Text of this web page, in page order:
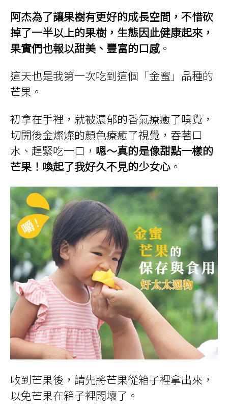
阿杰為了讓果樹有更好的成長空間，不惜砍
掉了一半以上的果樹，生態因此健康起來，
果實們也報以甜美、豐富的口感 。
這天也是我第一次吃到這個「金蜜」品種的
芒果。
初拿在手裡，就被濃郁的香氣療癒了嗅覺，
切開後金燦燦的顏色療癒了視覺，吞著口
水、趕緊吃一口， 嗯～真的是像甜點一樣的
芒果！喚起了我好久不見的少女心 。
收到芒果後，請先將芒果從箱子裡拿出來，
以免芒果在箱子裡悶壞了。